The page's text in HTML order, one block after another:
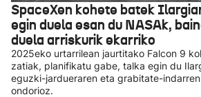
SpaceXen kohete batek
egin duela esan du NASAk,
duela arriskurik ekarriko
2025eko urtarrilean jaurtitako Falcon 9
zatiak, planifikatu gabe, talka egin du
eguzki-jardueraren eta grabitate-
ondorioz.